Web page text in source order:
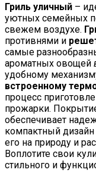
Гриль уличный –
уютных семейных
свежем воздухе.
противнями и
самые
ароматных овощей
удобному
встроенному
процесс
прожарки.
обеспечивает
компактный дизайн
его на природу и
Воплотите свои
стильного и